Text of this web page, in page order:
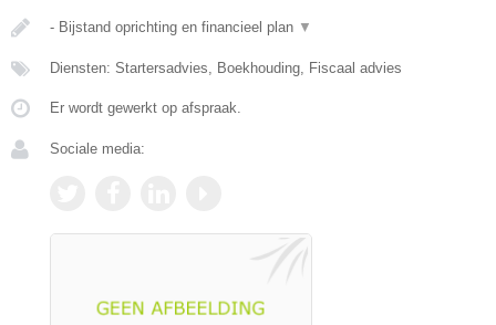
- Bijstand oprichting en financieel plan ▼
Diensten: Startersadvies, Boekhouding, Fiscaal advies
Er wordt gewerkt op afspraak.
Sociale media: